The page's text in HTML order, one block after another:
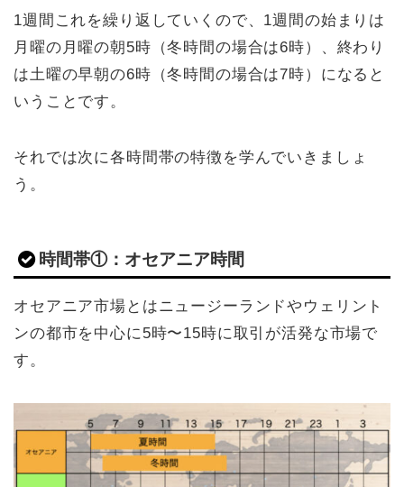
1週間これを繰り返していくので、1週間の始まりは
月曜の月曜の朝5時（冬時間の場合は6時）、終わり
は土曜の早朝の6時（冬時間の場合は7時）になると
いうことです。
それでは次に各時間帯の特徴を学んでいきましょ
う。
時間帯①：オセアニア時間
オセアニア市場とはニュージーランドやウェリント
ンの都市を中心に5時〜15時に取引が活発な市場で
す。